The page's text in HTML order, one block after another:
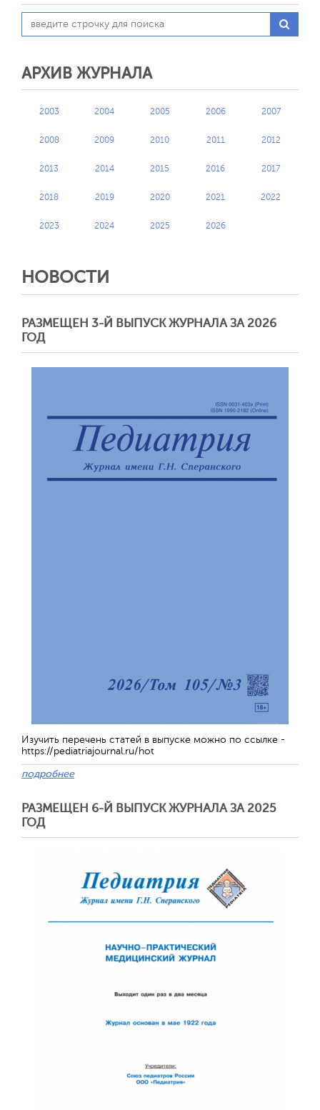
АРХИВ ЖУРНАЛА
2003 2004 2005 2006 2007
2008 2009 2010 2011 2012
2013 2014 2015 2016 2017
2018 2019 2020 2021 2022
2023 2024 2025 2026
НОВОСТИ
РАЗМЕЩЕН 3-Й ВЫПУСК ЖУРНАЛА ЗА 2026
ГОД
Изучить перечень статей в выпуске можно по ссылке -
https://pediatriajournal.ru/hot
подробнее
РАЗМЕЩЕН 6-Й ВЫПУСК ЖУРНАЛА ЗА 2025
ГОД